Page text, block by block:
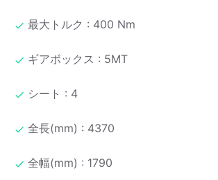
最大トルク : 400 Nm
ギアボックス : 5MT
シート : 4
全長(mm) : 4370
全幅(mm) : 1790